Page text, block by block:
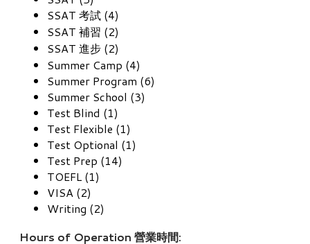
SSAT 考試 (4)
SSAT 補習 (2)
SSAT 進步 (2)
Summer Camp (4)
Summer Program (6)
Summer School (3)
Test Blind (1)
Test Flexible (1)
Test Optional (1)
Test Prep (14)
TOEFL (1)
VISA (2)
Writing (2)
Hours of Operation 營業時間: